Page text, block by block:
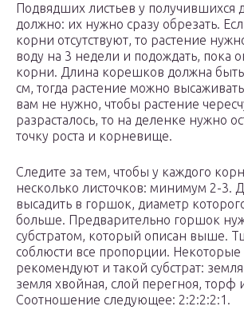
Подвядших листьев у получившихся
должно: их нужно сразу обрезать.
корни отсутствуют, то растение
воду на 3 недели и подождать, пока
корни. Длина корешков должна
см, тогда растение можно
вам не нужно, чтобы растение
разрасталось, то на деленке нужно
точку роста и корневище.
Следите за тем, чтобы у каждого
несколько листочков: минимум 2-3.
высадить в горшок, диаметр
больше. Предварительно горшок
субстратом, который описан выше.
соблюсти все пропорции. Некоторые
рекомендуют и такой субстрат: земля
земля хвойная, слой перегноя, торф
Соотношение следующее: 2:2:2:2:1.